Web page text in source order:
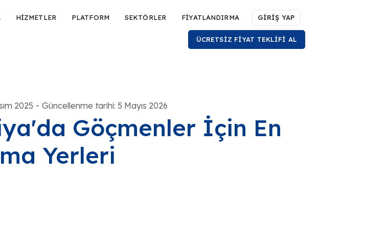
HİZMETLER PLATFORM SEKTÖRLER FİYATLANDIRMA GİRİŞ YAP
ÜCRETSİZ FİYAT TEKLİFİ AL
2025 - Güncellenme tarihi: 5 Mayıs 2026
Göçmenler İçin En
Yerleri